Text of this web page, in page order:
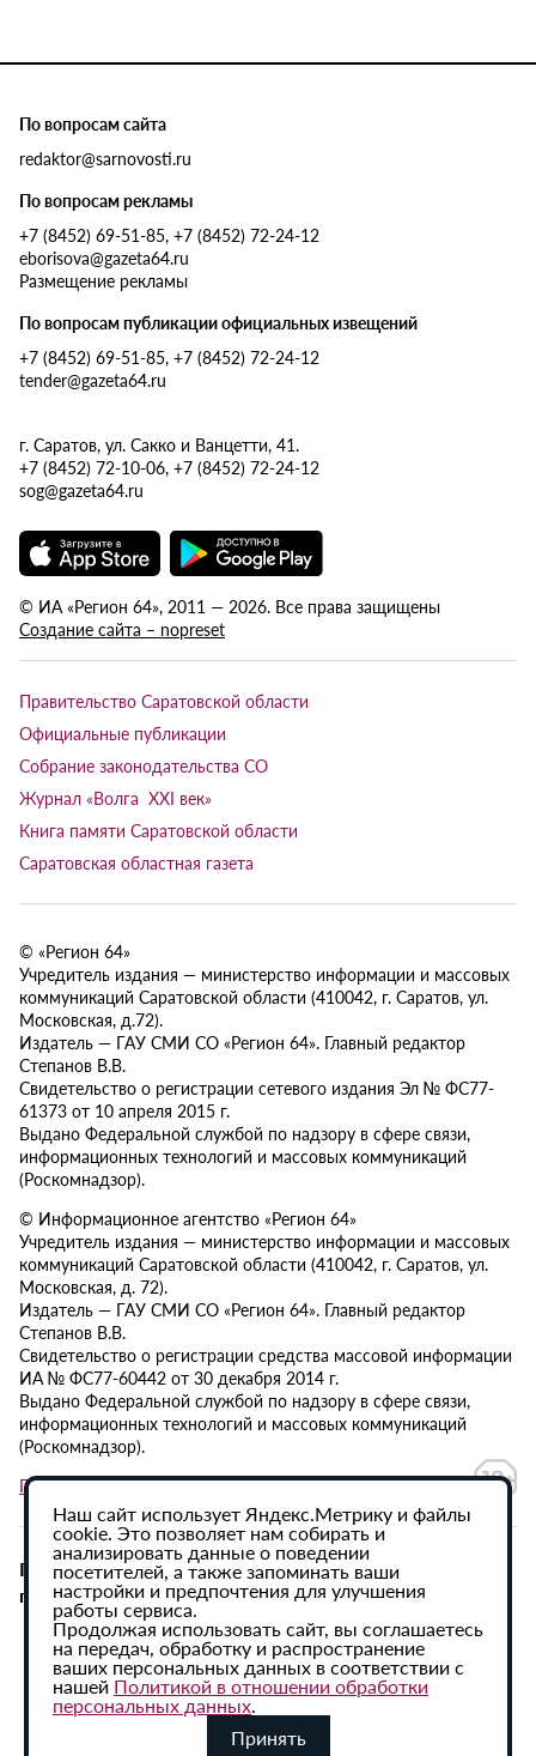
По вопросам сайта
redaktor@sarnovosti.ru
По вопросам рекламы
+7 (8452) 69-51-85, +7 (8452) 72-24-12
eborisova@gazeta64.ru
Размещение рекламы
По вопросам публикации официальных извещений
+7 (8452) 69-51-85, +7 (8452) 72-24-12
tender@gazeta64.ru
г. Саратов, ул. Сакко и Ванцетти, 41.
+7 (8452) 72-10-06, +7 (8452) 72-24-12
sog@gazeta64.ru
© ИА «Регион 64», 2011 — 2026. Все права защищены
Создание сайта – nopreset
Правительство Саратовской области
Официальные публикации
Собрание законодательства СО
Журнал «Волга XXI век»
Книга памяти Саратовской области
Саратовская областная газета
© «Регион 64»
Учредитель издания — министерство информации и массовых
коммуникаций Саратовской области (410042, г. Саратов, ул.
Московская, д.72).
Издатель — ГАУ СМИ СО «Регион 64». Главный редактор
Степанов В.В.
Свидетельство о регистрации сетевого издания Эл № ФС77-
61373 от 10 апреля 2015 г.
Выдано Федеральной службой по надзору в сфере связи,
информационных технологий и массовых коммуникаций
(Роскомнадзор).
© Информационное агентство «Регион 64»
Учредитель издания — министерство информации и массовых
коммуникаций Саратовской области (410042, г. Саратов, ул.
Московская, д. 72).
Издатель — ГАУ СМИ СО «Регион 64». Главный редактор
Степанов В.В.
Свидетельство о регистрации средства массовой информации
ИА № ФС77-60442 от 30 декабря 2014 г.
Выдано Федеральной службой по надзору в сфере связи,
информационных технологий и массовых коммуникаций
(Роскомнадзор).
Политика в отношении обработки персональных данных
При использовании материалов сайта активная
гиперссылка на ИА «Регион 64» обязательна.
Наш сайт использует Яндекс.Метрику и файлы
cookie. Это позволяет нам собирать и
анализировать данные о поведении
посетителей, а также запоминать ваши
настройки и предпочтения для улучшения
работы сервиса.
Продолжая использовать сайт, вы соглашаетесь
на передач, обработку и распространение
ваших персональных данных в соответствии с
нашей Политикой в отношении обработки
персональных данных.
Принять